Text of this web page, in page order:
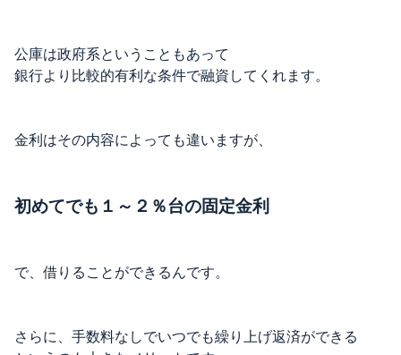
公庫は政府系ということもあって
銀行より比較的有利な条件で融資してくれます。
金利はその内容によっても違いますが、
初めてでも１～２％台の固定金利
で、借りることができるんです。
さらに、手数料なしでいつでも繰り上げ返済ができる